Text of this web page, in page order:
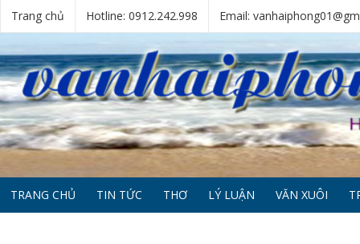
Trang chủ Hotline: 0912.242.998 Email:
TRANG CHỦ TIN TỨC THƠ LÝ LUẬN VĂN XUÔI